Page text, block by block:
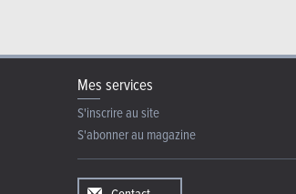
Mes services
S'inscrire au site
S'abonner au magazine